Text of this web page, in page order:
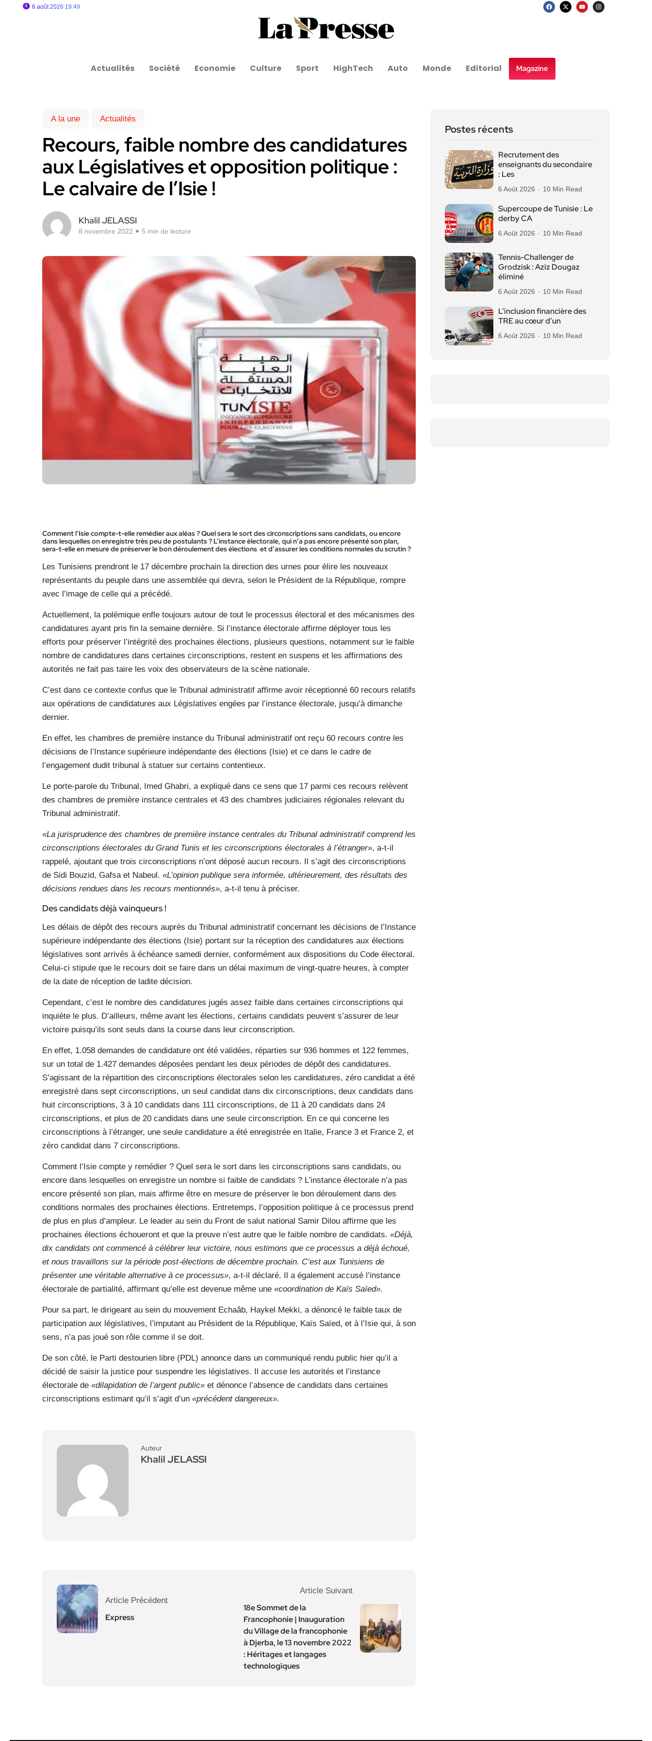
6 août 2026 19:49
Actualités Société Economie Culture Sport HighTech Auto Monde Editorial Magazine
A la une Actualités
Recours, faible nombre des candidatures
aux Législatives et opposition politique :
Le calvaire de l’Isie !
Khalil JELASSI
8 novembre 2022 5 min de lecture
Comment l’Isie compte-t-elle remédier aux aléas ? Quel sera le sort des circonscriptions sans candidats, ou encore
dans lesquelles on enregistre très peu de postulants ? L’instance électorale, qui n’a pas encore présenté son plan,
sera-t-elle en mesure de préserver le bon déroulement des élections et d’assurer les conditions normales du scrutin ?
Les Tunisiens prendront le 17 décembre prochain la direction des urnes pour élire les nouveaux
représentants du peuple dans une assemblée qui devra, selon le Président de la République, rompre
avec l’image de celle qui a précédé.
Actuellement, la polémique enfle toujours autour de tout le processus électoral et des mécanismes des
candidatures ayant pris fin la semaine dernière. Si l’instance électorale affirme déployer tous les
efforts pour préserver l’intégrité des prochaines élections, plusieurs questions, notamment sur le faible
nombre de candidatures dans certaines circonscriptions, restent en suspens et les affirmations des
autorités ne fait pas taire les voix des observateurs de la scène nationale.
C’est dans ce contexte confus que le Tribunal administratif affirme avoir réceptionné 60 recours relatifs
aux opérations de candidatures aux Législatives engées par l’instance électorale, jusqu’à dimanche
dernier.
En effet, les chambres de première instance du Tribunal administratif ont reçu 60 recours contre les
décisions de l’Instance supérieure indépendante des élections (Isie) et ce dans le cadre de
l’engagement dudit tribunal à statuer sur certains contentieux.
Le porte-parole du Tribunal, Imed Ghabri, a expliqué dans ce sens que 17 parmi ces recours relèvent
des chambres de première instance centrales et 43 des chambres judiciaires régionales relevant du
Tribunal administratif.
«La jurisprudence des chambres de première instance centrales du Tribunal administratif comprend les
circonscriptions électorales du Grand Tunis et les circonscriptions électorales à l’étranger», a-t-il
rappelé, ajoutant que trois circonscriptions n’ont déposé aucun recours. Il s’agit des circonscriptions
de Sidi Bouzid, Gafsa et Nabeul. «L’opinion publique sera informée, ultérieurement, des résultats des
décisions rendues dans les recours mentionnés», a-t-il tenu à préciser.
Des candidats déjà vainqueurs !
Les délais de dépôt des recours auprès du Tribunal administratif concernant les décisions de l’Instance
supérieure indépendante des élections (Isie) portant sur la réception des candidatures aux élections
législatives sont arrivés à échéance samedi dernier, conformément aux dispositions du Code électoral.
Celui-ci stipule que le recours doit se faire dans un délai maximum de vingt-quatre heures, à compter
de la date de réception de ladite décision.
Cependant, c’est le nombre des candidatures jugés assez faible dans certaines circonscriptions qui
inquiète le plus. D’ailleurs, même avant les élections, certains candidats peuvent s’assurer de leur
victoire puisqu’ils sont seuls dans la course dans leur circonscription.
En effet, 1.058 demandes de candidature ont été validées, réparties sur 936 hommes et 122 femmes,
sur un total de 1.427 demandes déposées pendant les deux périodes de dépôt des candidatures.
S’agissant de la répartition des circonscriptions électorales selon les candidatures, zéro candidat a été
enregistré dans sept circonscriptions, un seul candidat dans dix circonscriptions, deux candidats dans
huit circonscriptions, 3 à 10 candidats dans 111 circonscriptions, de 11 à 20 candidats dans 24
circonscriptions, et plus de 20 candidats dans une seule circonscription. En ce qui concerne les
circonscriptions à l’étranger, une seule candidature a été enregistrée en Italie, France 3 et France 2, et
zéro candidat dans 7 circonscriptions.
Comment l’Isie compte y remédier ? Quel sera le sort dans les circonscriptions sans candidats, ou
encore dans lesquelles on enregistre un nombre si faible de candidats ? L’instance électorale n’a pas
encore présenté son plan, mais affirme être en mesure de préserver le bon déroulement dans des
conditions normales des prochaines élections. Entretemps, l’opposition politique à ce processus prend
de plus en plus d’ampleur. Le leader au sein du Front de salut national Samir Dilou affirme que les
prochaines élections échoueront et que la preuve n’est autre que le faible nombre de candidats. «Déjà,
dix candidats ont commencé à célébrer leur victoire, nous estimons que ce processus a déjà échoué,
et nous travaillons sur la période post-élections de décembre prochain. C’est aux Tunisiens de
présenter une véritable alternative à ce processus», a-t-il déclaré. Il a également accusé l’instance
électorale de partialité, affirmant qu’elle est devenue même une «coordination de Kaïs Saïed».
Pour sa part, le dirigeant au sein du mouvement Echaâb, Haykel Mekki, a dénoncé le faible taux de
participation aux législatives, l’imputant au Président de la République, Kaïs Saïed, et à l’Isie qui, à son
sens, n’a pas joué son rôle comme il se doit.
De son côté, le Parti destourien libre (PDL) annonce dans un communiqué rendu public hier qu’il a
décidé de saisir la justice pour suspendre les législatives. Il accuse les autorités et l’instance
électorale de «dilapidation de l’argent public» et dénonce l’absence de candidats dans certaines
circonscriptions estimant qu’il s’agit d’un «précédent dangereux».
Auteur
Khalil JELASSI
Article Précédent
Express
Article Suivant
18e Sommet de la
Francophonie | Inauguration
du Village de la francophonie
à Djerba, le 13 novembre 2022
: Héritages et langages
technologiques
Postes récents
Recrutement des
enseignants du secondaire
: Les
6 Août 2026 10 Min Read
Supercoupe de Tunisie : Le
derby CA
6 Août 2026 10 Min Read
Tennis-Challenger de
Grodzisk : Aziz Dougaz
éliminé
6 Août 2026 10 Min Read
L’inclusion financière des
TRE au cœur d’un
6 Août 2026 10 Min Read